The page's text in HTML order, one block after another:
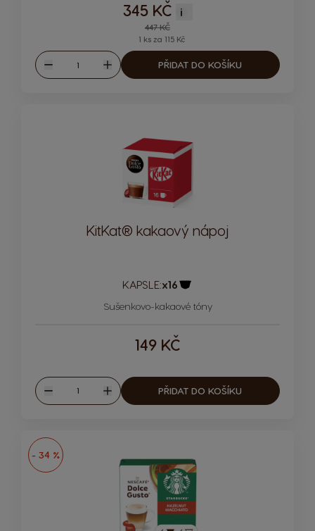
Regular Price
447 KČ
345 KČ i
1 ks za 115 Kč
Množství
Zvýšit
PŘIDAT DO KOŠÍKU
KitKat® kakaový nápoj
KAPSLE:x16
Sušenkovo-kakaové tóny
149 KČ
Množství
Zvýšit
PŘIDAT DO KOŠÍKU
- 34 %